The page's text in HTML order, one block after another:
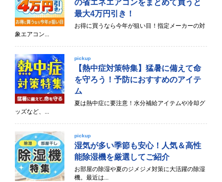
の省エネエアコンをまとめて買うと
最大4万円引き！
お得に買うなら今年が狙い目！指定メーカーの対
象エアコン...
pickup
【熱中症対策特集】猛暑に備えて命
を守ろう！予防におすすめのアイテ
ム
夏は熱中症に要注意！水分補給アイテムや冷却グ
ッズなど、...
pickup
湿気が多い季節も安心！人気＆高性
能除湿機を厳選してご紹介
お部屋の除湿や夏のジメジメ対策に大活躍の除湿
機。最近は...